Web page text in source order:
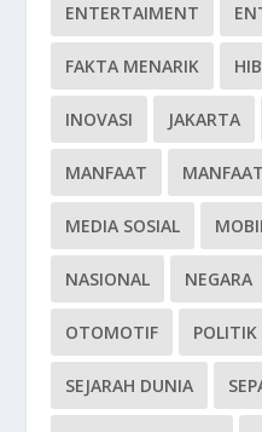
ENTERTAIMENT
FAKTA MENARIK
INOVASI JAKARTA
MANFAAT
MEDIA SOSIAL
NASIONAL NEGARA
OTOMOTIF POLITIK
SEJARAH DUNIA